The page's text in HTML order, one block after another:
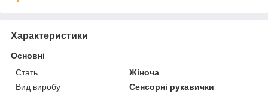
Характеристики
Основні
Стать
Жіноча
Вид виробу
Сенсорні рукавички